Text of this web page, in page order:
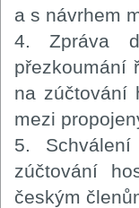
a s návrhem
4. Zpráva
přezkoumání
na zúčtování
mezi
5.
zúčtování
českým